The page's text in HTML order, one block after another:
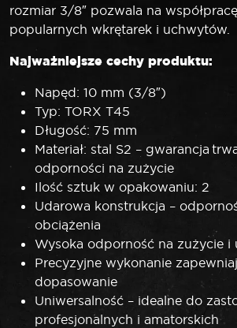
rozmiar 3/8″ pozwala na
popularnych wkrętarek i uchwytów.
Najważniejsze cechy produktu:
Napęd: 10 mm (3/8″)
Typ: TORX T45
Długość: 75 mm
Materiał: stal S2 – gwarancja
odporności na zużycie
Ilość sztuk w opakowaniu: 2
Udarowa konstrukcja –
obciążenia
Wysoka odporność na zużycie i
Precyzyjne wykonanie
dopasowanie
Uniwersalność – idealne do
profesjonalnych i amatorskich